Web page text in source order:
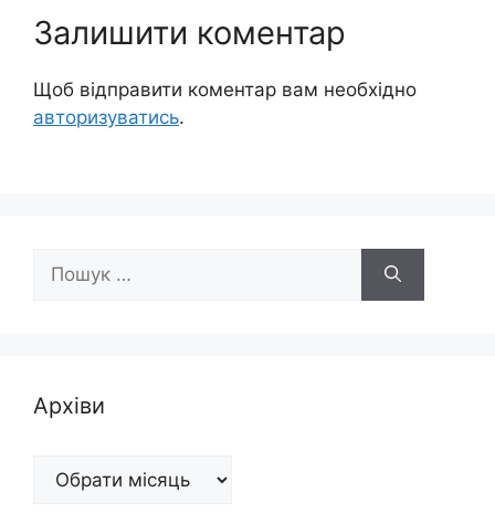
Залишити коментар
Щоб відправити коментар вам необхідно
авторизуватись.
Архіви
Архіви